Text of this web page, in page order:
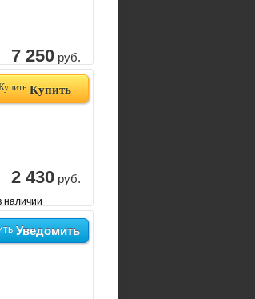
7 250 руб.
Купить
2 430 руб.
Уведомить